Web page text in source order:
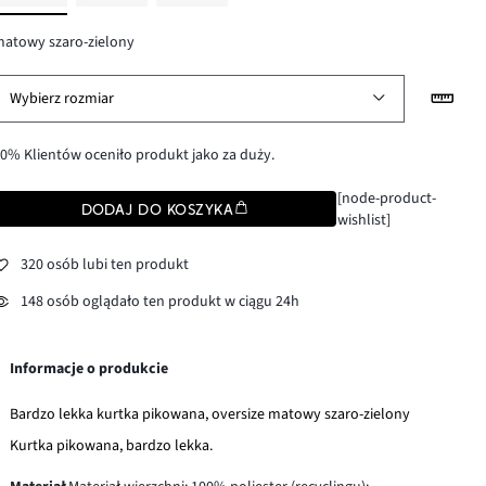
szaro-zielony
Wybierz rozmiar
Klientów oceniło produkt jako za duży.
DODAJ DO KOSZYKA
[node-product-
wishlist]
320 osób lubi ten produkt
148 osób oglądało ten produkt w ciągu 24h
Informacje o produkcie
Bardzo lekka kurtka pikowana, oversize matowy szaro-zielony
Kurtka pikowana, bardzo lekka.